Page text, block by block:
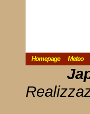
Homepage Meteo